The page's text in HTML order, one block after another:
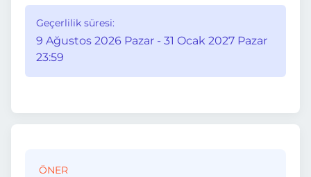
Geçerlilik süresi:
9 Ağustos 2026 Pazar - 31 Ocak 2027 Pazar
23:59
ÖNER